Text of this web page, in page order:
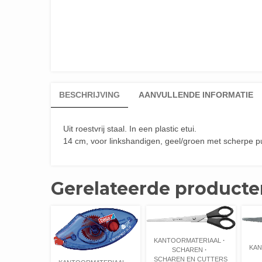
BESCHRIJVING AANVULLENDE INFORMATIE
Uit roestvrij staal. In een plastic etui.
14 cm, voor linkshandigen, geel/groen met scherpe
Gerelateerde
KANTOORMATERIAAL
SCHAREN
SCHAREN EN CUTTERS